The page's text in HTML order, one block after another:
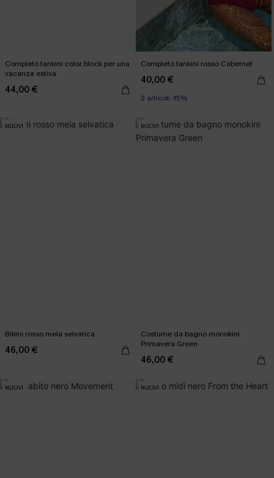
Completo tankini color block per una
vacanza estiva
44,00 €
Completo tankini rosso Cabernet
40,00 €
3 articoli -15%
NUOVI
Bikini rosso mela selvatica
46,00 €
NUOVI
Costume da bagno monokini
Primavera Green
46,00 €
NUOVI NUOVI